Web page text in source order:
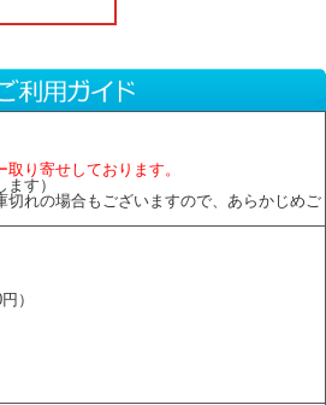
取り寄せしております。
す）
切れの場合もございますので、あらかじめご
）